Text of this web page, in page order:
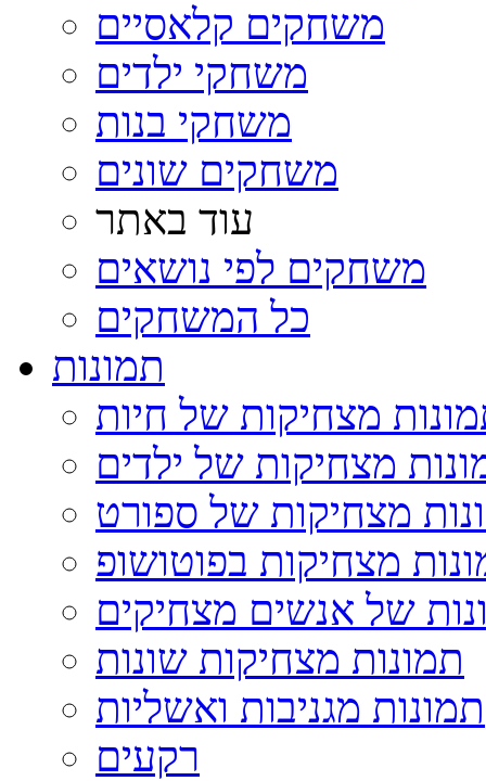
משחקים קלאסיים
משחקי ילדים
משחקי בנות
משחקים שונים
עוד באתר
משחקים לפי נושאים
כל המשחקים
תמונות
מצחיקות של חיות
מצחיקות של ילדים
מצחיקות של ספורט
מצחיקות בפוטושופ
של אנשים מצחיקים
תמונות מצחיקות שונות
תמונות מגניבות ואשליות
רקעים